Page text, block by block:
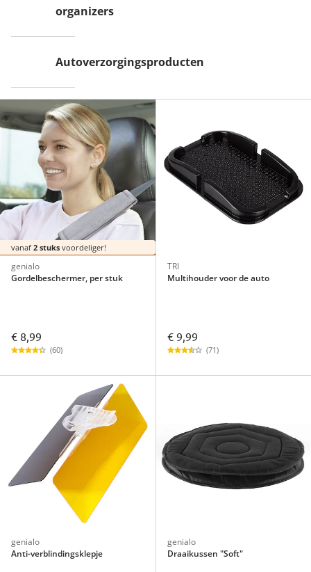
organizers
Autoverzorgingsproducten
vanaf 2 stuks voordeliger!
genialo
Gordelbeschermer, per stuk
€ 8,99
(60)
TRI
Multihouder voor de auto
€ 9,99
(71)
genialo
Anti-verblindingsklepje
genialo
Draaikussen "Soft"